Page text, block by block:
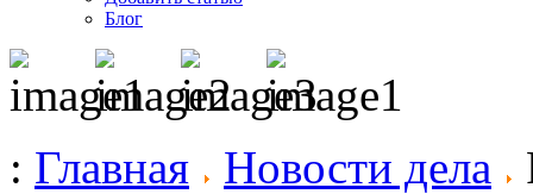
Блог
: Главная Новости дела